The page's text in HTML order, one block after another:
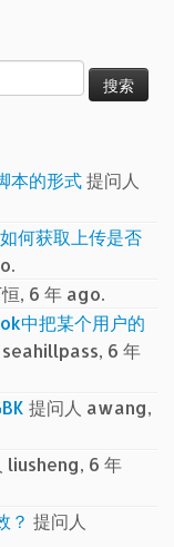
本的形式提问人
何获取上传是否
, 6 年 ago.
中把某个用户的
seahillpass, 6 年
提问人 awang,
liusheng, 6 年
？ 提问人